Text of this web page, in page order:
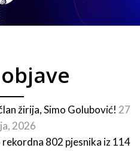
žirija, Simo Golubović! 27
2026
802 pjesnika iz 114